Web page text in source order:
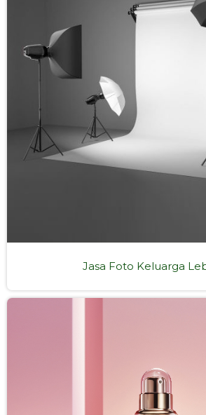
Jasa Foto Keluarga